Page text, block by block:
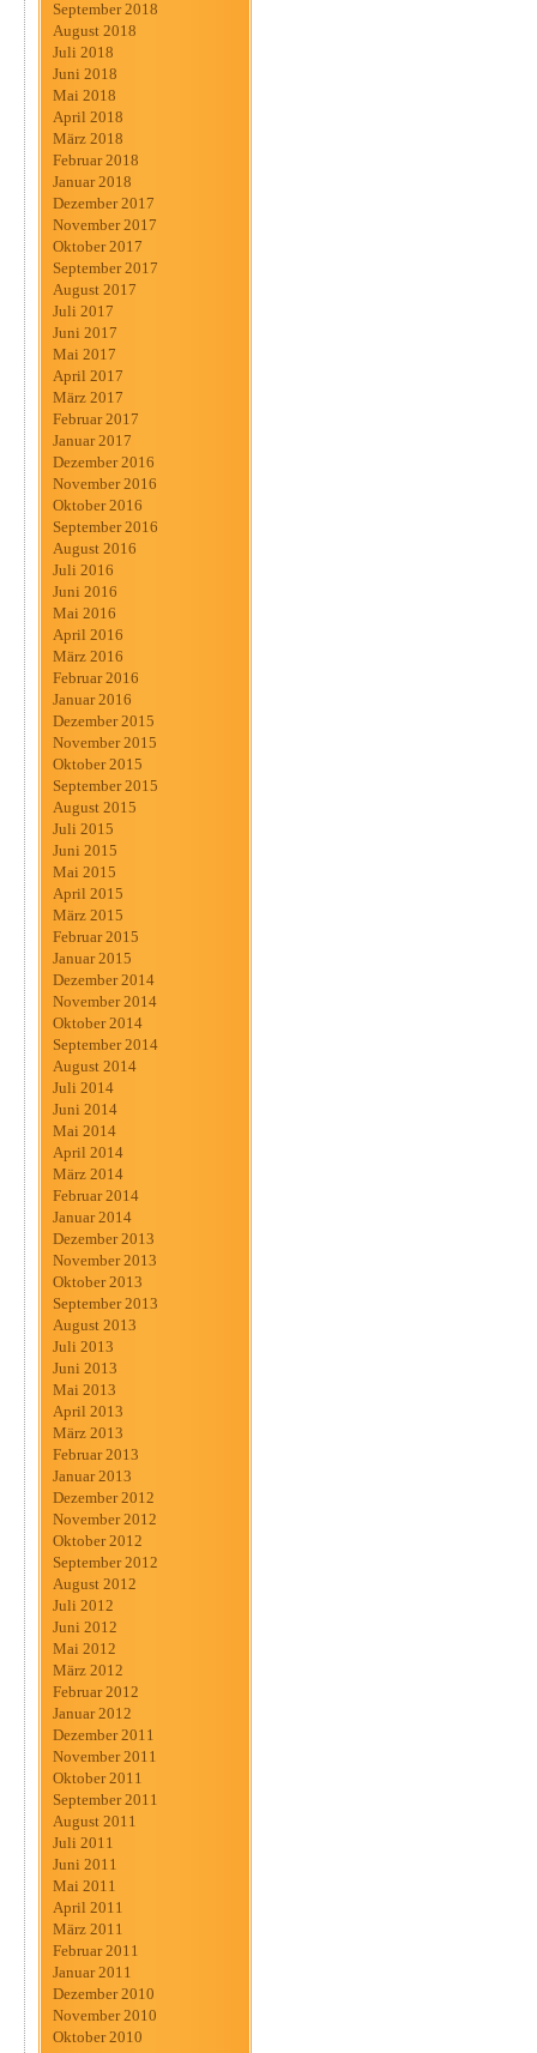
September 2018
August 2018
Juli 2018
Juni 2018
Mai 2018
April 2018
März 2018
Februar 2018
Januar 2018
Dezember 2017
November 2017
Oktober 2017
September 2017
August 2017
Juli 2017
Juni 2017
Mai 2017
April 2017
März 2017
Februar 2017
Januar 2017
Dezember 2016
November 2016
Oktober 2016
September 2016
August 2016
Juli 2016
Juni 2016
Mai 2016
April 2016
März 2016
Februar 2016
Januar 2016
Dezember 2015
November 2015
Oktober 2015
September 2015
August 2015
Juli 2015
Juni 2015
Mai 2015
April 2015
März 2015
Februar 2015
Januar 2015
Dezember 2014
November 2014
Oktober 2014
September 2014
August 2014
Juli 2014
Juni 2014
Mai 2014
April 2014
März 2014
Februar 2014
Januar 2014
Dezember 2013
November 2013
Oktober 2013
September 2013
August 2013
Juli 2013
Juni 2013
Mai 2013
April 2013
März 2013
Februar 2013
Januar 2013
Dezember 2012
November 2012
Oktober 2012
September 2012
August 2012
Juli 2012
Juni 2012
Mai 2012
März 2012
Februar 2012
Januar 2012
Dezember 2011
November 2011
Oktober 2011
September 2011
August 2011
Juli 2011
Juni 2011
Mai 2011
April 2011
März 2011
Februar 2011
Januar 2011
Dezember 2010
November 2010
Oktober 2010